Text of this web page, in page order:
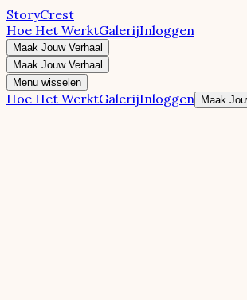
StoryCrest
Hoe Het WerktGalerijInloggen
Maak Jouw Verhaal
Maak Jouw Verhaal
Menu wisselen
Hoe Het WerktGalerijInloggen Maak